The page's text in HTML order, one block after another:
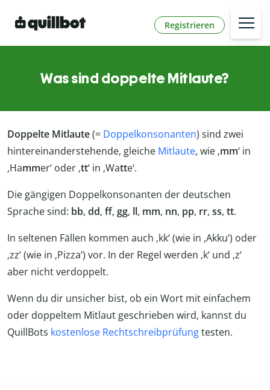
Registrieren
Was sind doppelte Mitlaute?
Doppelte Mitlaute(= Doppelkonsonanten) sind zwei
hintereinanderstehende, gleiche Mitlaute, wie ‚mm‘ in
‚Hammer‘ oder ‚tt‘ in ‚Watte‘.
Die gängigen Doppelkonsonanten der deutschen
Sprache sind: bb, dd, ff, gg, ll, mm, nn, pp, rr, ss, tt.
In seltenen Fällen kommen auch ‚kk‘ (wie in ‚Akku‘) oder
‚zz‘ (wie in ‚Pizza‘) vor. In der Regel werden ‚k‘ und ‚z‘
aber nicht verdoppelt.
Wenn du dir unsicher bist, ob ein Wort mit einfachem
oder doppeltem Mitlaut geschrieben wird, kannst du
QuillBots kostenlose Rechtschreibprüfungtesten.